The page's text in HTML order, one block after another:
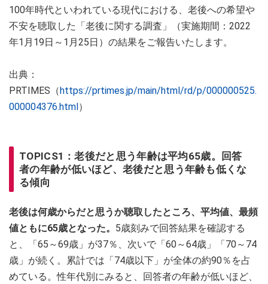
100年時代といわれている現代における、老後への希望や
不安を聴取した「老後に関する調査」（実施期間：2022
年1月19日～1月25日）の結果をご報告いたします。
出典：
PRTIMES（https://prtimes.jp/main/html/rd/p/000000525.
000004376.html）
TOPICS1：老後だと思う年齢は平均65歳。回答
者の年齢が低いほど、老後だと思う年齢も低くな
る傾向
老後は何歳からだと思うか聴取したところ、平均値、最頻
値ともに65歳となった。 5歳刻みで回答結果を確認する
と、「65～69歳」が37％、次いで「60～64歳」「70～74
歳」が続く。累計では「74歳以下」が全体の約90％を占
めている。性年代別にみると、回答者の年齢が低いほど、